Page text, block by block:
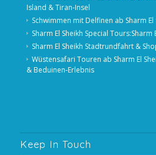
Island & Tiran‑Insel
Schwimmen mit Delfinen ab Sharm El
Sharm El Sheikh Special Tours:Sharm
Sharm El Sheikh Stadtrundfahrt &
Wüstensafari Touren ab Sharm El
& Beduinen‑Erlebnis
Keep In Touch